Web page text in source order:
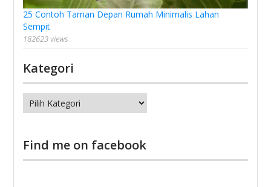
25 Contoh Taman Depan Rumah Minimalis Lahan
Sempit
182623 views
Kategori
Kategori
Find me on facebook